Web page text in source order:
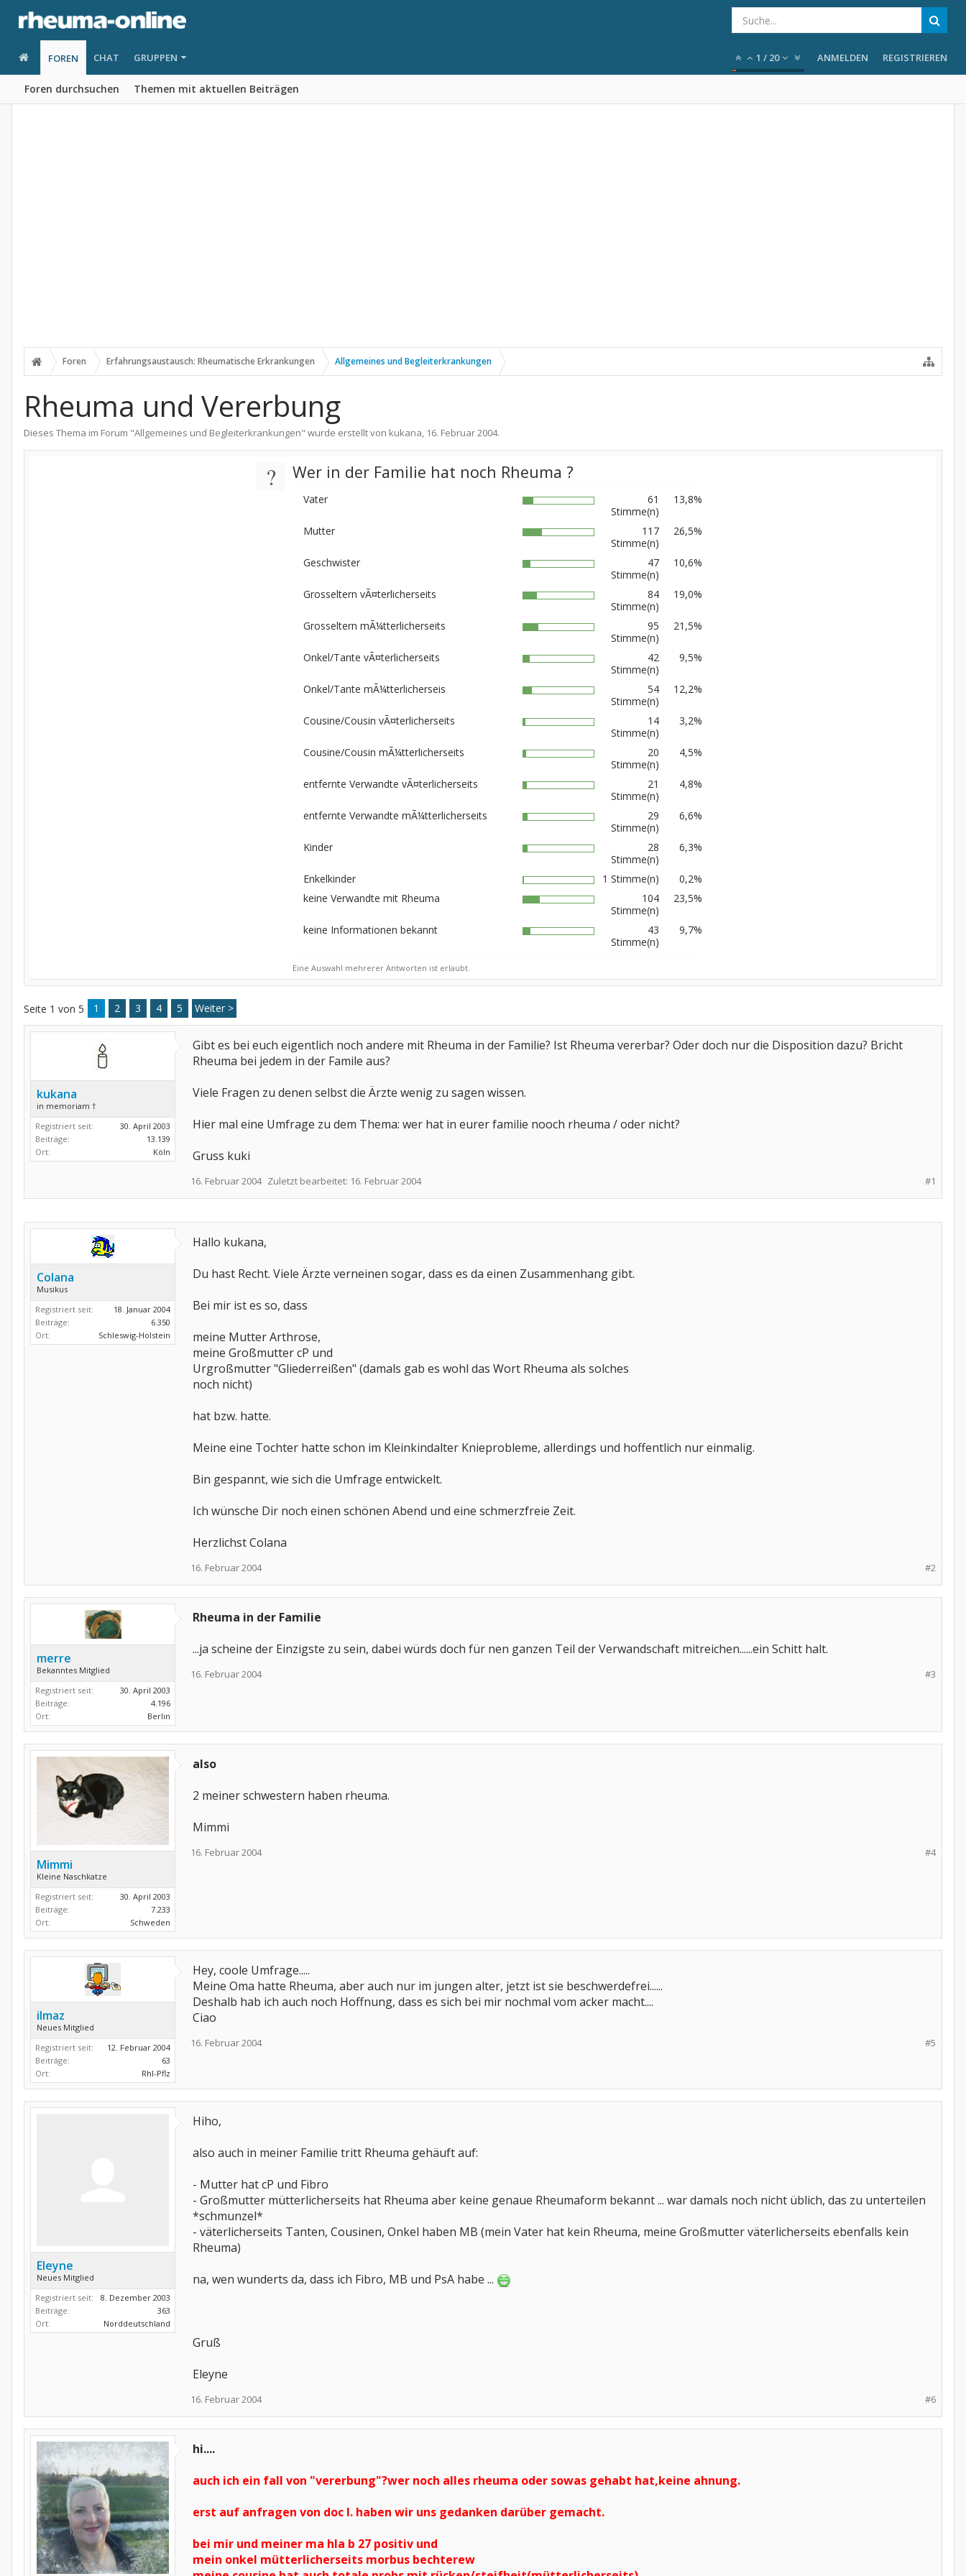
FOREN
Foren durchsuchen Themen mit aktuellen Beiträgen
CHAT GRUPPEN 1 / 20 ANMELDEN REGISTRIEREN
Foren Erfahrungsaustausch: Rheumatische Erkrankungen Allgemeines und Begleiterkrankungen
Rheuma und Vererbung
Dieses Thema im Forum "Allgemeines und Begleiterkrankungen" wurde erstellt von kukana, 16. Februar 2004.
? Wer in der Familie hat noch Rheuma ?
Vater
61
Stimme(n)
13,8%
Mutter
117
Stimme(n)
26,5%
Geschwister
47
Stimme(n)
10,6%
Grosseltern vÃ¤terlicherseits
84
Stimme(n)
19,0%
Grosseltern mÃ¼tterlicherseits
95
Stimme(n)
21,5%
Onkel/Tante vÃ¤terlicherseits
42
Stimme(n)
9,5%
Onkel/Tante mÃ¼tterlicherseis
54
Stimme(n)
12,2%
Cousine/Cousin vÃ¤terlicherseits
14
Stimme(n)
3,2%
Cousine/Cousin mÃ¼tterlicherseits
20
Stimme(n)
4,5%
entfernte Verwandte vÃ¤terlicherseits
21
Stimme(n)
4,8%
entfernte Verwandte mÃ¼tterlicherseits
29
Stimme(n)
6,6%
Kinder
28
Stimme(n)
6,3%
Enkelkinder 1 Stimme(n)
0,2%
keine Verwandte mit Rheuma
104
Stimme(n)
23,5%
keine Informationen bekannt
43
Stimme(n)
9,7%
Eine Auswahl mehrerer Antworten ist erlaubt.
Seite 1 von 5 1 2 3 4 5 Weiter >
kukana
in memoriam †
Registriert seit:
30. April 2003
Beiträge:
13.139
Ort:
Köln
Gibt es bei euch eigentlich noch andere mit Rheuma in der Familie? Ist Rheuma vererbar? Oder doch nur die Disposition dazu? Bricht
Rheuma bei jedem in der Famile aus?
Viele Fragen zu denen selbst die Ärzte wenig zu sagen wissen.
Hier mal eine Umfrage zu dem Thema: wer hat in eurer familie nooch rheuma / oder nicht?
Gruss kuki
#1
16. Februar 2004 Zuletzt bearbeitet: 16. Februar 2004
Colana
Musikus
Registriert seit:
18. Januar 2004
Beiträge:
6.350
Ort:
Schleswig-Holstein
Hallo kukana,
Du hast Recht. Viele Ärzte verneinen sogar, dass es da einen Zusammenhang gibt.
Bei mir ist es so, dass
meine Mutter Arthrose,
meine Großmutter cP und
Urgroßmutter "Gliederreißen" (damals gab es wohl das Wort Rheuma als solches
noch nicht)
hat bzw. hatte.
Meine eine Tochter hatte schon im Kleinkindalter Knieprobleme, allerdings und hoffentlich nur einmalig.
Bin gespannt, wie sich die Umfrage entwickelt.
Ich wünsche Dir noch einen schönen Abend und eine schmerzfreie Zeit.
Herzlichst Colana
#2
16. Februar 2004
merre
Bekanntes Mitglied
Registriert seit:
30. April 2003
Beiträge:
4.196
Ort:
Berlin
Rheuma in der Familie
...ja scheine der Einzigste zu sein, dabei würds doch für nen ganzen Teil der Verwandschaft mitreichen......ein Schitt halt.
#3
16. Februar 2004
Mimmi
Kleine Naschkatze
Registriert seit:
30. April 2003
Beiträge:
7.233
Ort:
Schweden
also
2 meiner schwestern haben rheuma.
Mimmi
#4
16. Februar 2004
ilmaz
Neues Mitglied
Registriert seit:
12. Februar 2004
Beiträge:
63
Ort:
Rhl-Pflz
Hey, coole Umfrage.....
Meine Oma hatte Rheuma, aber auch nur im jungen alter, jetzt ist sie beschwerdefrei......
Deshalb hab ich auch noch Hoffnung, dass es sich bei mir nochmal vom acker macht....
Ciao
#5
16. Februar 2004
Eleyne
Neues Mitglied
Registriert seit:
8. Dezember 2003
Beiträge:
363
Ort:
Norddeutschland
Hiho,
also auch in meiner Familie tritt Rheuma gehäuft auf:
- Mutter hat cP und Fibro
- Großmutter mütterlicherseits hat Rheuma aber keine genaue Rheumaform bekannt ... war damals noch nicht üblich, das zu unterteilen
*schmunzel*
- väterlicherseits Tanten, Cousinen, Onkel haben MB (mein Vater hat kein Rheuma, meine Großmutter väterlicherseits ebenfalls kein
Rheuma)
na, wen wunderts da, dass ich Fibro, MB und PsA habe ...
Gruß
Eleyne
#6
16. Februar 2004
hi....
auch ich ein fall von "vererbung"?wer noch alles rheuma oder sowas gehabt hat,keine ahnung.
erst auf anfragen von doc l. haben wir uns gedanken darüber gemacht.
bei mir und meiner ma hla b 27 positiv und
mein onkel mütterlicherseits morbus bechterew